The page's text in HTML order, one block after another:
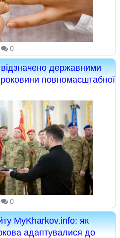
0
державними
повномасштабної
0
MyKharkov.info: як
адаптувалися до